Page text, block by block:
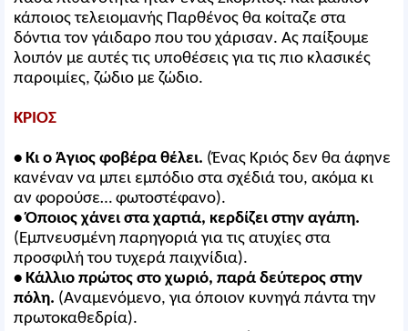
κάποιος τελειομανής Παρθένος θα κοίταζε στα
δόντια τον γάιδαρο που του χάρισαν. Ας παίξουμε
λοιπόν με αυτές τις υποθέσεις για τις πιο κλασικές
παροιμίες, ζώδιο με ζώδιο.
ΚΡΙΟΣ
• Κι ο Άγιος φοβέρα θέλει. (Ένας Κριός δεν θα άφηνε
κανέναν να μπει εμπόδιο στα σχέδιά του, ακόμα κι
αν φορούσε… φωτοστέφανο).
• Όποιος χάνει στα χαρτιά, κερδίζει στην αγάπη.
(Εμπνευσμένη παρηγοριά για τις ατυχίες στα
προσφιλή του τυχερά παιχνίδια).
• Κάλλιο πρώτος στο χωριό, παρά δεύτερος στην
πόλη. (Αναμενόμενο, για όποιον κυνηγά πάντα την
πρωτοκαθεδρία).